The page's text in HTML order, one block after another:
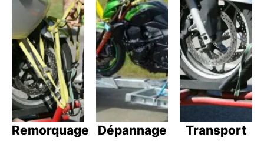
Remorquage
Dépannage
Transport